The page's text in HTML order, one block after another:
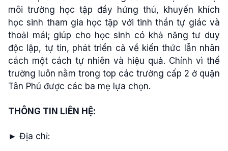
môi trường học tập đầy hứng thú, khuyến khích
học sinh tham gia học tập với tinh thần tự giác và
thoải mái; giúp cho học sinh có khả năng tư duy
độc lập, tự tin, phát triển cả về kiến thức lẫn nhân
cách một cách tự nhiên và hiệu quả. Chính vì thế
trường luôn nằm trong top các trường cấp 2 ở quận
Tân Phú được các ba mẹ lựa chọn.
THÔNG TIN LIÊN HỆ:
► Địa chỉ: